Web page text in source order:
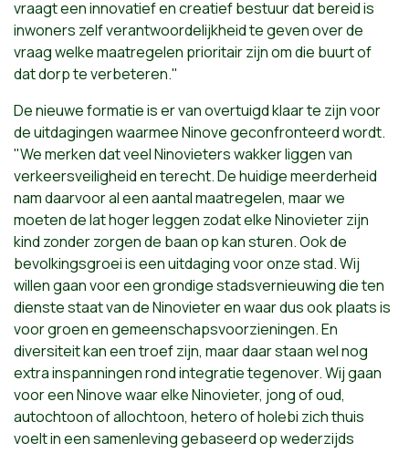
vraagt een innovatief en creatief bestuur dat bereid is
inwoners zelf verantwoordelijkheid te geven over de
vraag welke maatregelen prioritair zijn om die buurt of
dat dorp te verbeteren."
De nieuwe formatie is er van overtuigd klaar te zijn voor
de uitdagingen waarmee Ninove geconfronteerd wordt.
"We merken dat veel Ninovieters wakker liggen van
verkeersveiligheid en terecht. De huidige meerderheid
nam daarvoor al een aantal maatregelen, maar we
moeten de lat hoger leggen zodat elke Ninovieter zijn
kind zonder zorgen de baan op kan sturen. Ook de
bevolkingsgroei is een uitdaging voor onze stad. Wij
willen gaan voor een grondige stadsvernieuwing die ten
dienste staat van de Ninovieter en waar dus ook plaats is
voor groen en gemeenschapsvoorzieningen. En
diversiteit kan een troef zijn, maar daar staan wel nog
extra inspanningen rond integratie tegenover. Wij gaan
voor een Ninove waar elke Ninovieter, jong of oud,
autochtoon of allochtoon, hetero of holebi zich thuis
voelt in een samenleving gebaseerd op wederzijds